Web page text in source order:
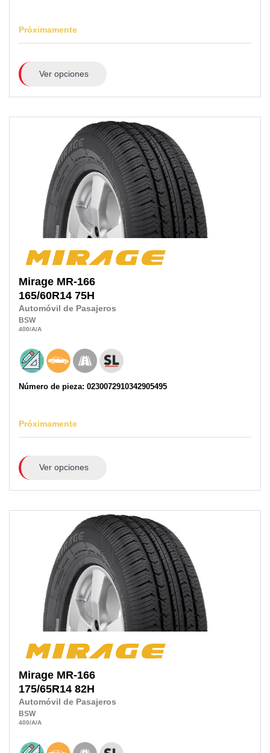
Próximamente
Ver opciones
Mirage MR-166
165/60R14 75H
Automóvil de Pasajeros
BSW
400/A/A
Número de pieza: 0230072910342905495
Próximamente
Ver opciones
Mirage MR-166
175/65R14 82H
Automóvil de Pasajeros
BSW
400/A/A